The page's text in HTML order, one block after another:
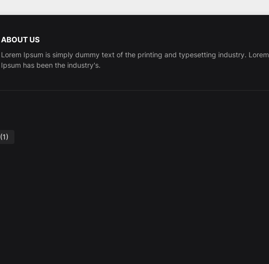
ABOUT US
Lorem Ipsum is simply dummy text of the printing and typesetting industry. Lorem
Ipsum has been the industry's.
(1)